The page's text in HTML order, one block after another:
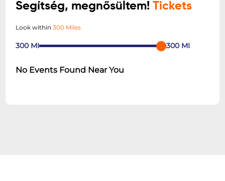
Segítség, megnősültem!Tickets
Look within300 Miles
300 MI 300 MI
No Events Found Near You